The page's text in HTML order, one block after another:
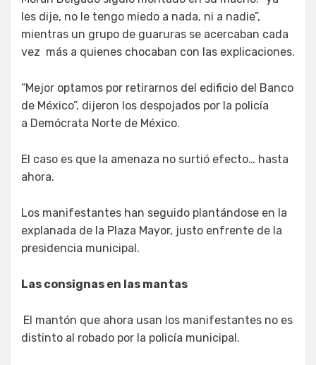
les dije, no le tengo miedo a nada, ni a nadie”,
mientras un grupo de guaruras se acercaban cada
vez más a quienes chocaban con las explicaciones.
“Mejor optamos por retirarnos del edificio del Banco
de México”, dijeron los despojados por la policía
a Demócrata Norte de México.
El caso es que la amenaza no surtió efecto… hasta
ahora.
Los manifestantes han seguido plantándose en la
explanada de la Plaza Mayor, justo enfrente de la
presidencia municipal.
Las consignas en las mantas
El mantón que ahora usan los manifestantes no es
distinto al robado por la policía municipal.